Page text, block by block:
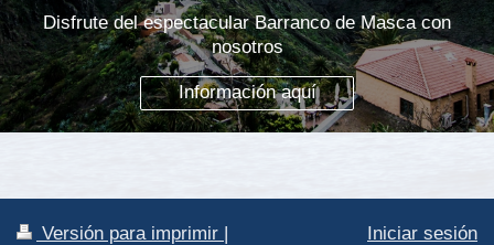
Disfrute del espectacular Barranco de Masca con
nosotros
Información aquí
Versión para imprimir |
Iniciar sesión